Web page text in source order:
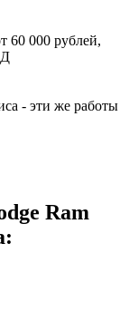
60 000 рублей,
- эти же работы
Ram